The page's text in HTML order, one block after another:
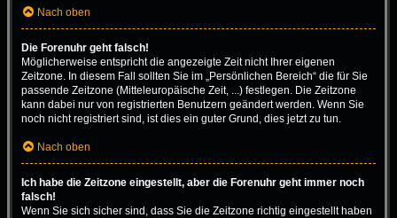
Nach oben
Die Forenuhr geht falsch!
Möglicherweise entspricht die angezeigte Zeit nicht Ihrer eigenen
Zeitzone. In diesem Fall sollten Sie im „Persönlichen Bereich“ die für Sie
passende Zeitzone (Mitteleuropäische Zeit, ...) festlegen. Die Zeitzone
kann dabei nur von registrierten Benutzern geändert werden. Wenn Sie
noch nicht registriert sind, ist dies ein guter Grund, dies jetzt zu tun.
Nach oben
Ich habe die Zeitzone eingestellt, aber die Forenuhr geht immer noch
falsch!
Wenn Sie sich sicher sind, dass Sie die Zeitzone richtig eingestellt haben